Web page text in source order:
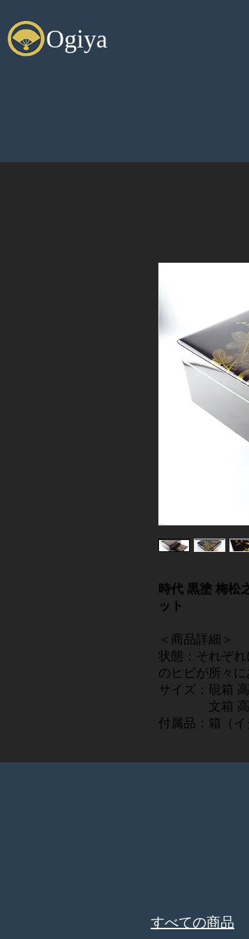
Ogiya
時代 黒塗 梅松
ット
＜商品詳細＞
状態：それぞ
のヒビが所々に
サイズ：硯箱
文箱 高さ
付属品：箱（イ
​すべての商品